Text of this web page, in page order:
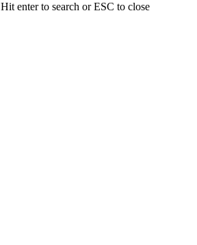
Hit enter to search or ESC to close